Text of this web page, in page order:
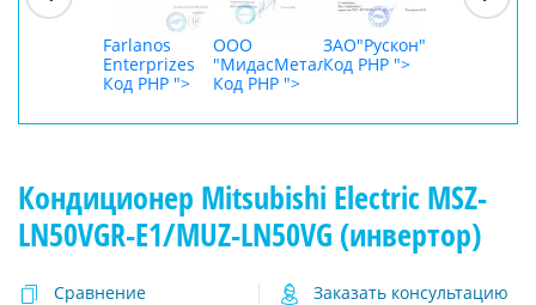
Farlanos
Enterprizes
Код PHP ">
ООО
"МидасМеталлАрт"
Код PHP ">
ЗАО"Рускон"
Код PHP ">
Кондиционер Mitsubishi Electric MSZ-
LN50VGR-E1/MUZ-LN50VG (инвертор)
Сравнение Заказать консультацию